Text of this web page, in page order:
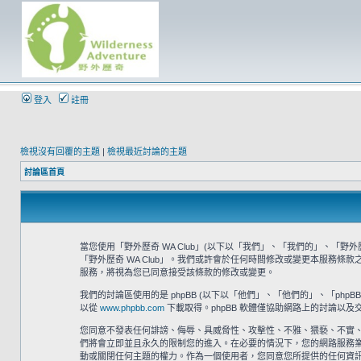
登入 註冊
檢視沒有回覆的主題 | 檢視最近討論的主題
討論區首頁
當您使用「野外歷奇 WA Club」(以下以「我們」、「我們的」、「野
「野外歷奇 WA Club」。我們或許會於任何時間修改或變更本服務條
服務，將視為您已同意接受該條款的修改或變更。
我們的討論區使用的是 phpBB (以下以「他們」、「他們的」、「
以從 www.phpbb.com下載取得。phpBB 軟體僅協助網路上的討論以及
您同意不發表任何誹謗、侮辱、具威脅性、攻擊性、不雅、猥褻、不
們將會立即並且永久的限制您的進入。在必要的情況下，您的網路服
動或關閉任何主題的權力。作為一個使用者，您同意您所提供的任何